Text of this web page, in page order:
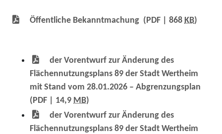
Öffentliche Bekanntmachung (PDF | 868 KB)
der Vorentwurf zur Änderung des
Flächennutzungsplans 89 der Stadt Wertheim
mit Stand vom 28.01.2026 – Abgrenzungsplan
(PDF | 14,9 MB)
der Vorentwurf zur Änderung des
Flächennutzungsplans 89 der Stadt Wertheim